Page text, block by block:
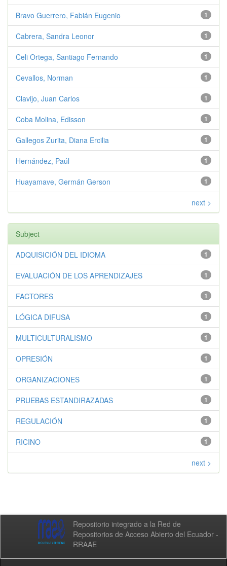
1
Bravo Guerrero, Fabián Eugenio
1
Cabrera, Sandra Leonor
1
Celi Ortega, Santiago Fernando
1
Cevallos, Norman
1
Clavijo, Juan Carlos
1
Coba Molina, Edisson
1
Gallegos Zurita, Diana Ercilia
1
Hernández, Paúl
1
Huayamave, Germán Gerson
next >
Subject
1
ADQUISICIÓN DEL IDIOMA
1
EVALUACIÓN DE LOS APRENDIZAJES
1
FACTORES
1
LÓGICA DIFUSA
1
MULTICULTURALISMO
1
OPRESIÓN
1
ORGANIZACIONES
1
PRUEBAS ESTANDIRAZADAS
1
REGULACIÓN
1
RICINO
next >
Repositorio integrado a la Red de
Repositorios de Acceso Abierto del Ecuador -
RRAAE